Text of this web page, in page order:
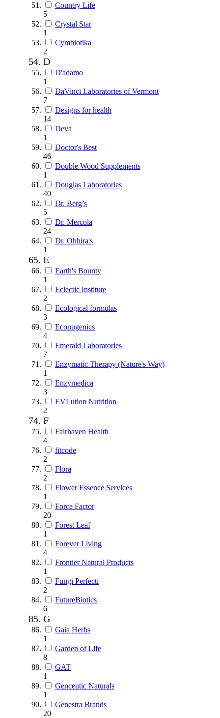
Country Life
5
Crystal Star
1
Cymbiotika
2
D
D'adamo
1
DaVinci Laboratories of Vermont
7
Designs for health
14
Deva
1
Doctor's Best
46
Double Wood Supplements
1
Douglas Laboratories
40
Dr. Berg’s
5
Dr. Mercola
24
Dr. Ohhira's
1
E
Earth's Bounty
1
Eclectic Institute
2
Ecological formulas
3
Econugenics
4
Emerald Laboratories
7
Enzymatic Therapy (Nature's Way)
1
Enzymedica
3
EVLution Nutrition
2
F
Fairhaven Health
4
fitcode
2
Flora
2
Flower Essence Services
1
Force Factor
20
Forest Leaf
1
Forever Living
4
Frontier Natural Products
1
Fungi Perfecti
2
FutureBiotics
6
G
Gaia Herbs
1
Garden of Life
8
GAT
1
Genceutic Naturals
1
Genestra Brands
20